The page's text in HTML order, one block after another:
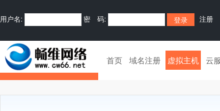
用户名: 密 码: 注册
首页 域名注册 虚拟主机 云